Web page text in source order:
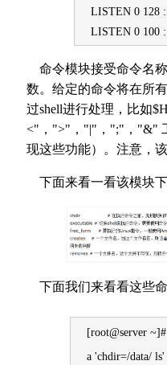
LISTEN 0 128
LISTEN 0 100
命令模块接受命令名
数。给定的命令将在所
过shell进行处理，比如
<"，">"，"|"，";"，"&"
现这些功能）。注意，
下面来看一看该模块
下面我们来看看这些
[root@server
a 'chdir=/data/